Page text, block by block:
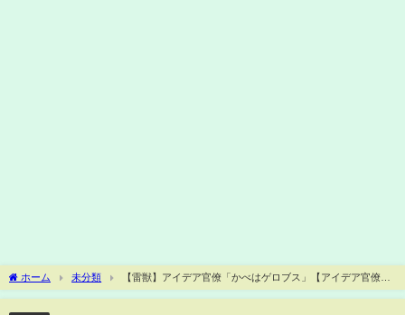
ホーム 未分類
【雷獣】アイデア官僚「かべはゲロブス」【アイデア官僚
かべ】